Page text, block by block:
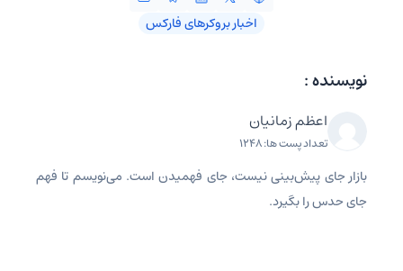
اخبار بروکرهای فارکس
نویسنده :
اعظم زمانیان
تعداد پست ها: 1248
بازار جای پیش‌بینی نیست، جای فهمیدن است. می‌نویسم تا فهم
جای حدس را بگیرد.